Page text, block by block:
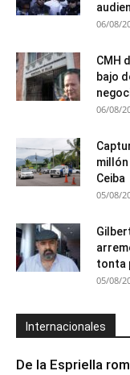
06/08/
CMH
bajo
06/08/
Ceiba
05/08/
tonta
05/08/
Internacionales
De la Espriella